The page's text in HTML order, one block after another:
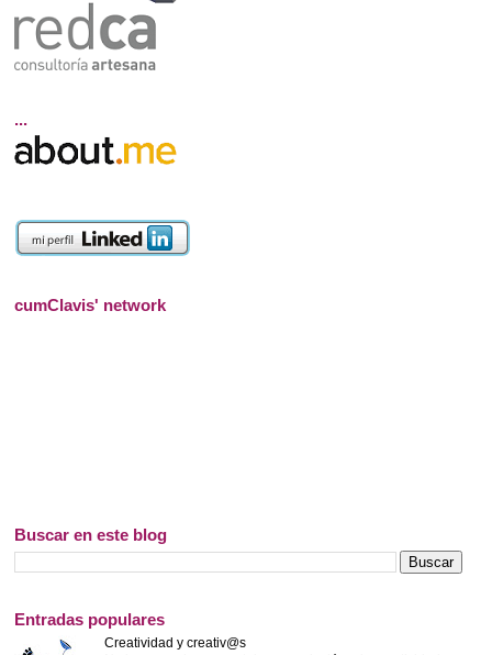
...
cumClavis' network
Buscar en este blog
Entradas populares
Creatividad y creativ@s